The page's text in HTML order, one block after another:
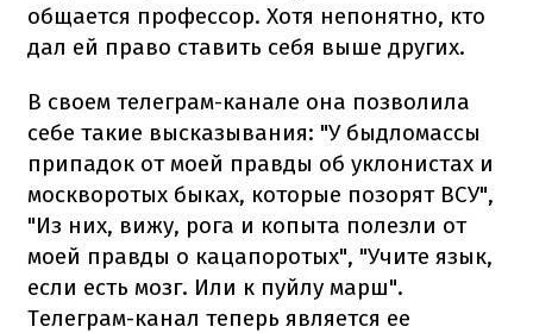
общается профессор. Хотя непонятно, кто
дал ей право ставить себя выше других.
В своем телеграм-канале она позволила
себе такие высказывания: "У быдломассы
припадок от моей правды об уклонистах и
москворотых быках, которые позорят ВСУ",
"Из них, вижу, рога и копыта полезли от
моей правды о кацапоротых", "Учите язык,
если есть мозг. Или к пуйлу марш".
Телеграм-канал теперь является ее